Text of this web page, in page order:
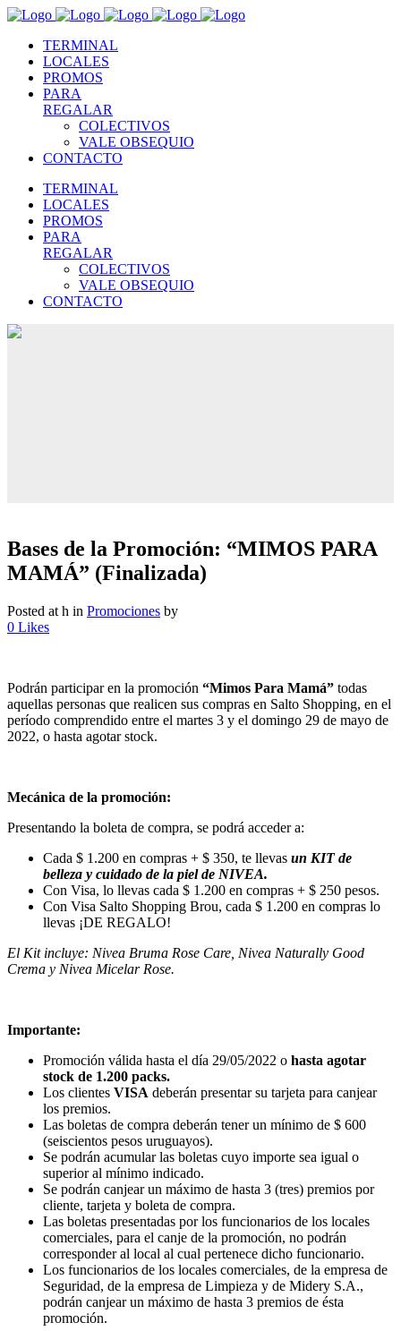
TERMINAL
LOCALES
PROMOS
PARA
REGALAR
COLECTIVOS
VALE OBSEQUIO
CONTACTO
TERMINAL
LOCALES
PROMOS
PARA
REGALAR
COLECTIVOS
VALE OBSEQUIO
CONTACTO
Bases de la Promoción: “MIMOS PARA
MAMÁ” (Finalizada)
Posted at h in Promociones by
0 Likes
Podrán participar en la promoción “Mimos Para Mamá” todas
aquellas personas que realicen sus compras en Salto Shopping, en el
período comprendido entre el martes 3 y el domingo 29 de mayo de
2022, o hasta agotar stock.
Mecánica de la promoción:
Presentando la boleta de compra, se podrá acceder a:
Cada $ 1.200 en compras + $ 350, te llevas un KIT de
belleza y cuidado de la piel de NIVEA.
Con Visa, lo llevas cada $ 1.200 en compras + $ 250 pesos.
Con Visa Salto Shopping Brou, cada $ 1.200 en compras lo
llevas ¡DE REGALO!
El Kit incluye: Nivea Bruma Rose Care, Nivea Naturally Good
Crema y Nivea Micelar Rose.
Importante:
Promoción válida hasta el día 29/05/2022 o hasta agotar
stock de 1.200 packs.
Los clientes VISA deberán presentar su tarjeta para canjear
los premios.
Las boletas de compra deberán tener un mínimo de $ 600
(seiscientos pesos uruguayos).
Se podrán acumular las boletas cuyo importe sea igual o
superior al mínimo indicado.
Se podrán canjear un máximo de hasta 3 (tres) premios por
cliente, tarjeta y boleta de compra.
Las boletas presentadas por los funcionarios de los locales
comerciales, para el canje de la promoción, no podrán
corresponder al local al cual pertenece dicho funcionario.
Los funcionarios de los locales comerciales, de la empresa de
Seguridad, de la empresa de Limpieza y de Midery S.A.,
podrán canjear un máximo de hasta 3 premios de ésta
promoción.